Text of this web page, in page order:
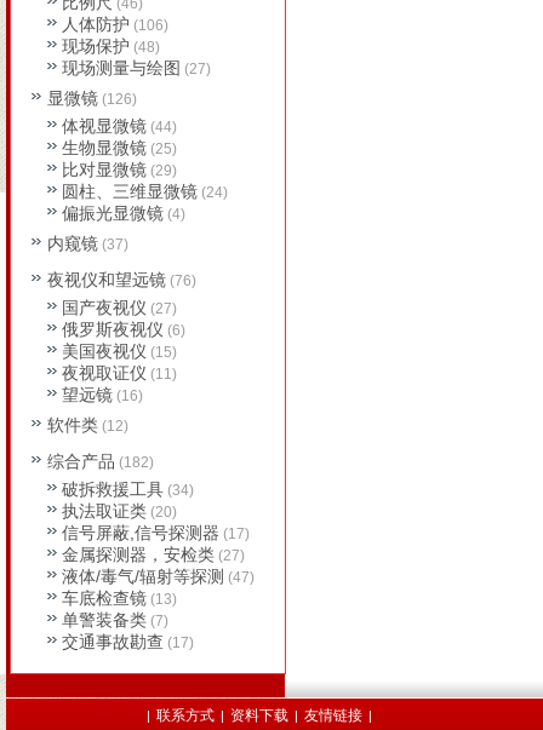
(46)
人体防护 (106)
现场保护 (48)
现场测量与绘图 (27)
显微镜 (126)
体视显微镜 (44)
生物显微镜 (25)
比对显微镜 (29)
圆柱、三维显微镜 (24)
偏振光显微镜 (4)
内窥镜 (37)
夜视仪和望远镜 (76)
国产夜视仪 (27)
俄罗斯夜视仪 (6)
美国夜视仪 (15)
夜视取证仪 (11)
望远镜 (16)
软件类 (12)
综合产品 (182)
破拆救援工具 (34)
执法取证类 (20)
信号屏蔽,信号探测器 (17)
金属探测器，安检类 (27)
液体/毒气/辐射等探测 (47)
车底检查镜 (13)
单警装备类 (7)
交通事故勘查 (17)
| 联系方式 | 资料下载 | 友情链接 |